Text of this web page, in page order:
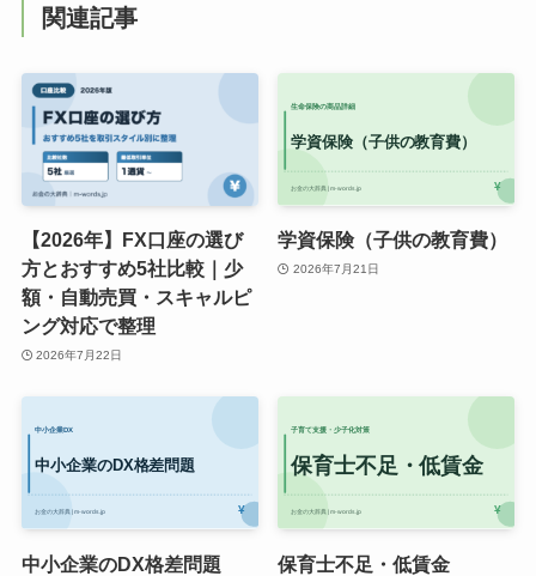
関連記事
【2026年】FX口座の選び
方とおすすめ5社比較｜少
額・自動売買・スキャルピ
ング対応で整理
2026年7月22日
学資保険（子供の教育費）
2026年7月21日
中小企業のDX格差問題 保育士不足・低賃金